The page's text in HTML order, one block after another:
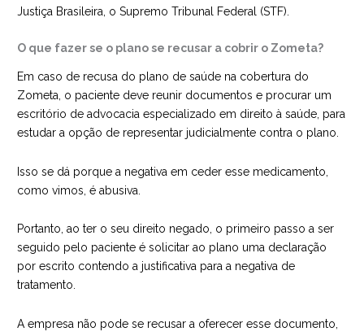
Justiça Brasileira, o Supremo Tribunal Federal (STF).
O que fazer se o plano se recusar a cobrir o Zometa?
Em caso de recusa do plano de saúde na cobertura do
Zometa, o paciente deve reunir documentos e procurar um
escritório de advocacia especializado em direito à saúde, para
estudar a opção de representar judicialmente contra o plano.
Isso se dá porque a negativa em ceder esse medicamento,
como vimos, é abusiva.
Portanto, ao ter o seu direito negado, o primeiro passo a ser
seguido pelo paciente é solicitar ao plano uma declaração
por escrito contendo a justificativa para a negativa de
tratamento.
A empresa não pode se recusar a oferecer esse documento,